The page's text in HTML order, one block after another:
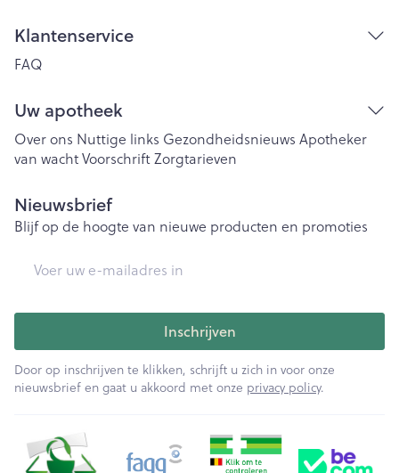
Klantenservice
FAQ
Uw apotheek
Over ons Nuttige links Gezondheidsnieuws Apotheker
van wachtVoorschriftZorgtarieven
Nieuwsbrief
Blijf op de hoogte van nieuwe producten en promoties
Inschrijven
Door op inschrijven te klikken, schrijft u zich in voor onze
nieuwsbrief en gaat u akkoord met onze privacy policy.